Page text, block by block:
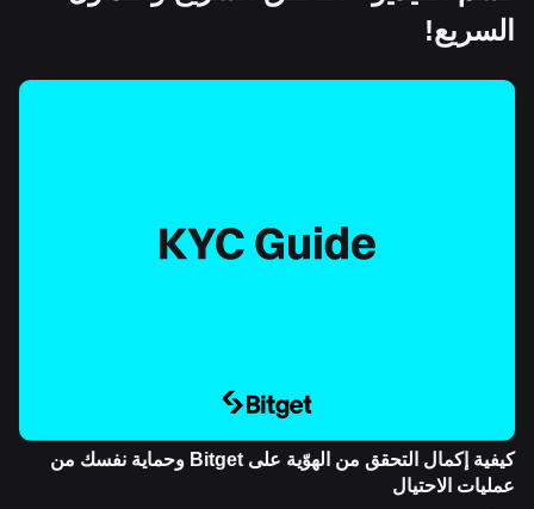
السريع!
كيفية إكمال التحقق من الهوّية على Bitget وحماية نفسك من
عمليات الاحتيال